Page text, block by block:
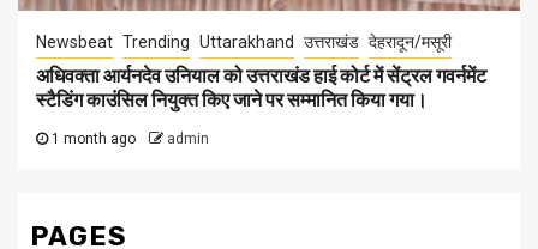
Newsbeat Trending Uttarakhand उत्तराखंड देहरादून/मसूरी
अधिवक्ता आर्यनदेव उनियाल को उत्तराखंड हाई कोर्ट में सेंट्रल गवर्नमेंट
स्टैडिंग काउंसिल नियुक्त किए जाने पर सम्मानित किया गया।
1 month ago admin
PAGES